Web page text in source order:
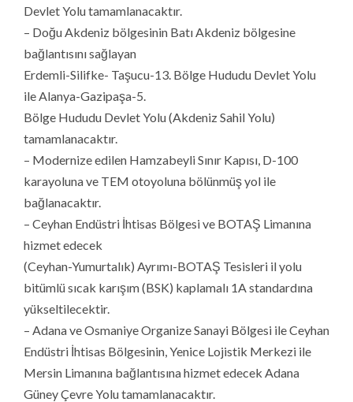
Devlet Yolu tamamlanacaktır.
– Doğu Akdeniz bölgesinin Batı Akdeniz bölgesine
bağlantısını sağlayan
Erdemli-Silifke- Taşucu-13. Bölge Hududu Devlet Yolu
ile Alanya-Gazipaşa-5.
Bölge Hududu Devlet Yolu (Akdeniz Sahil Yolu)
tamamlanacaktır.
– Modernize edilen Hamzabeyli Sınır Kapısı, D-100
karayoluna ve TEM otoyoluna bölünmüş yol ile
bağlanacaktır.
– Ceyhan Endüstri İhtisas Bölgesi ve BOTAŞ Limanına
hizmet edecek
(Ceyhan-Yumurtalık) Ayrımı-BOTAŞ Tesisleri il yolu
bitümlü sıcak karışım (BSK) kaplamalı 1A standardına
yükseltilecektir.
– Adana ve Osmaniye Organize Sanayi Bölgesi ile Ceyhan
Endüstri İhtisas Bölgesinin, Yenice Lojistik Merkezi ile
Mersin Limanına bağlantısına hizmet edecek Adana
Güney Çevre Yolu tamamlanacaktır.